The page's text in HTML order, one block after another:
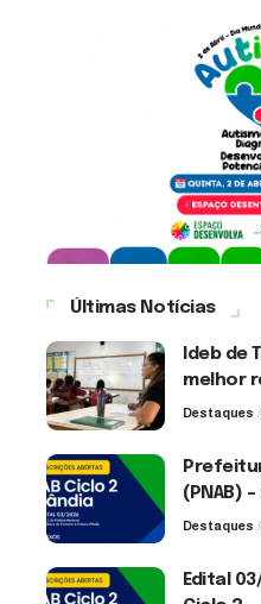
Últimas Notícias
Ideb de
melhor
Destaques
(PNAB)
Destaques
Edital